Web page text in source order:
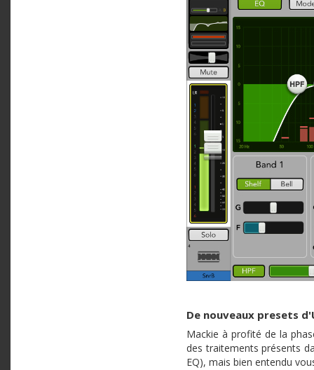
De nouveaux presets
Mackie à profité de la
des traitements présents
EQ), mais bien entendu